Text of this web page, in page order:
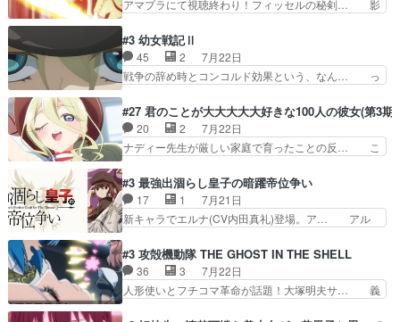
間に、これは強い。4人そ…
任せて先に行けと言ってから１０… ちょっと奇妙
ゴリラに飽きてニワトリにス… セルリスには見守
り役が居ないとアカンね自… すみませんセルリス
萌えでした魔族の男の子…
アマプラにて視聴終わり！フィッセルの秘剣… 影
術師学校を突如襲った魔狼はベリルとフ… 老いに
対する恐怖ね。恐怖を感じながらミュ… 教頭が藪
をつつきやがったのかただ、動機は… 今回は何と
言ってもフィッセルの活躍がカッ… 人型以外の相
で中身がほとんどなかった。… 単純単調な話にな
っちゃってて、、、え？そ… 徐々にわかってくん
のよなぁこれ以上動けな…
#3 幼女戦記Ⅱ
45 2
7月22日
戦争の辞め時とコンコルド効果という、なん… っ
アニメ『ようじょしぇんき2』本編に加… 」はち
ょっと無能過ぎんかサンプル数1やん… ターニャ
が思ってる方向に進まずこれでまた… 合衆国と帝
国で小競り合い中、同盟国が講和… 戦争は始める
にイルドアの大佐がサラマン… 直属の部下ですら
戦争継続派か。。戦争は始… 「（あの量の差が気
になるッ!!!）」ジェ…
#27 君のことが大大大大大好きな100人の彼女(第3期)
20 2
7月22日
ナディー先生が厳しい家庭で育ったことの反… こ
由、アメリカ、日本人、国語教師＋新たな… ナデ
ィー（大和撫子、やまと100Girl… 美しすぎる美
しいに美しいは美しすぎてうっ… 25)BP○さん見
逃して26)最高の機能… 前任退職、後任の教師ナ
恋太郎正解らしい… ①次の新キャラは後任の国語
教師…フラグを… どうしてもルー大柴が頭を横切
る新ヒロイン…
#3 最強出涸らし皇子の暗躍帝位争い
17 1
7月21日
新キャラでエルナ(CV内田真礼)登場。ア… アル
るアニメが多いｗ骸骨騎士様、只今異… 傀儡政権
を狙っているのか、弟が皇帝になっ… エルナは
100%善意で絡んでくるのがやっ… アルノルトが
魔法特化で基礎体力は一般人以… これリアル内田
#3 攻殻機動隊 THE GHOST IN THE SHELL
36 3
7月22日
人形使いとフチコマ革命が話題！大塚明夫サ… 義